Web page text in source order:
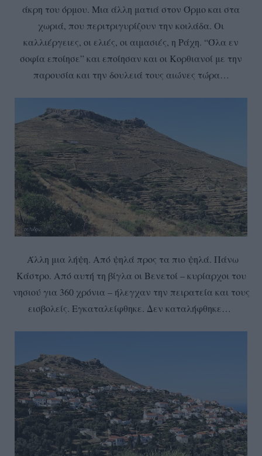
άκρη του όρμου. Μια άλλη ματιά στον Όρμο και στα
χωριά, που περιτριγυρίζουν την κοιλάδα. Οι
καλλιέργειες, οι ελιές, οι αιμασιές, η Ράχη. “Όλα εν
σοφία εποίησε” και εποίησαν και οι Κορθιανοί με την
παρουσία και την δουλειά τους αιώνες τώρα…
Άλλη μια λήψη. Από ψηλά προς τα πιο ψηλά. Πάνω
Κάστρο. Από αυτή τη βίγλα οι Βενετοί – κυρίαρχοι του
νησιού για 360 χρόνια – ήλεγχαν την πειρατεία και τους
εισβολείς. Εγκαταλείφθηκε. Δεν καταλήφθηκε…